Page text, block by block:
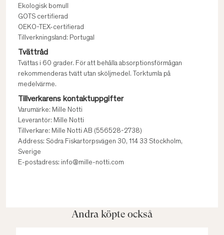
Ekologisk bomull
GOTS certifierad
OEKO-TEX-certifierad
Tillverkningsland: Portugal
Tvättråd
Tvättas i 60 grader. För att behålla absorptionsförmågan
rekommenderas tvätt utan sköljmedel. Torktumla på
medelvärme.
Tillverkarens kontaktuppgifter
Varumärke: Mille Notti
Leverantör: Mille Notti
Tillverkare: Mille Notti AB (556528-2738)
Address: Södra Fiskartorpsvägen 30, 114 33 Stockholm,
Sverige
E-postadress: info@mille-notti.com
Andra köpte också